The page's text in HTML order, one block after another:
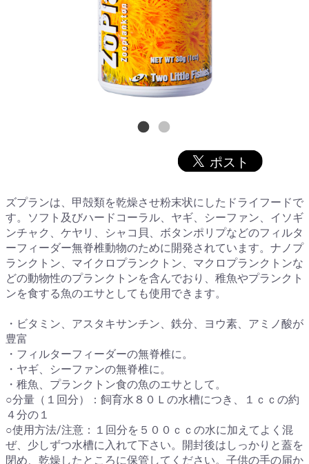
ズプランは、甲殻類を乾燥させ粉末状にしたドライフードで
す。ソフト及びハードコーラル、ヤギ、シーファン、イソギ
ンチャク、ケヤリ、シャコ貝、ボタンポリプなどのフィルタ
ーフィーダー無脊椎動物のために開発されています。ナノプ
ランクトン、マイクロプランクトン、マクロプランクトンな
どの動物性のプランクトンを含んでおり、稚魚やプランクト
ンを食する魚のエサとしても使用できます。
・ビタミン、アスタキサンチン、鉄分、ヨウ素、アミノ酸が
豊富
・フィルターフィーダーの無脊椎に。
・ヤギ、シーファンの無脊椎に。
・稚魚、プランクトン食の魚のエサとして。
○分量（１回分）：飼育水８０Ｌの水槽につき、１ｃｃの約
４分の１
○使用方法/注意：１回分を５００ｃｃの水に加えてよく混
ぜ、少しずつ水槽に入れて下さい。開封後はしっかりと蓋を
閉め、乾燥したところに保管してください。子供の手の届か